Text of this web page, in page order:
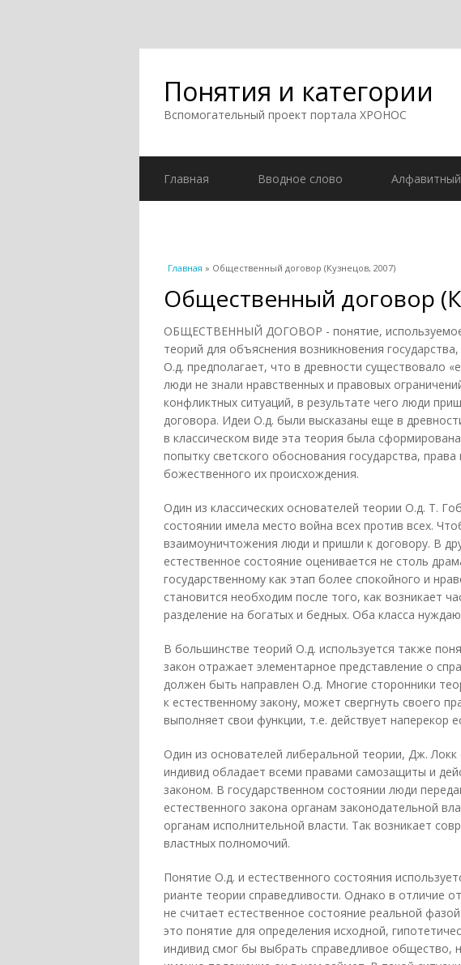
Понятия и категории
Вспомогательный проект портала ХРОНОС
Главная Вводное слово Алфавитный
Вы здесь
Главная » Общественный договор (Кузнецов, 2007)
Общественный договор
ОБЩЕСТВЕННЫЙ ДОГОВОР - понятие, используемое
теорий для объяснения возникновения
О.д. предполагает, что в древности существовало
люди не знали нравственных и правовых
конфликтных ситуаций, в результате чего люди
договора. Идеи О.д. были высказаны еще в
в классическом виде эта теория была
попытку светского обоснования государства,
божественного их происхождения.
Один из классических основателей теории О.д. Т.
состоянии имела место война всех против всех.
взаимоуничтожения люди и пришли к договору. В
естественное состояние оценивается не столь
государственному как этап более спокойного и
становится необходим после того, как возникает
разделение на богатых и бедных. Оба класса
В большинстве теорий О.д. используется также
закон отражает элементарное представление о
должен быть направлен О.д. Многие сторонники
к естественному закону, может свергнуть своего
выполняет свои функции, т.е. действует наперекор
Один из основателей либеральной теории, Дж.
индивид обладает всеми правами самозащиты и
законом. В государственном состоянии люди
естественного закона органам законодательной
органам исполнительной власти. Так возникает
властных полномочий.
Понятие О.д. и естественного состояния
рианте теории справедливости. Однако в отличие
не считает естественное состояние реальной
это понятие для определения исходной,
индивид смог бы выбрать справедливое общество,